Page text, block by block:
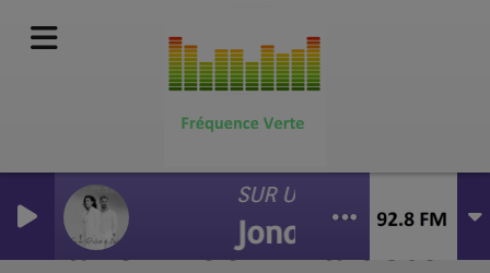
SUR UN PRELUDE DE
Jonatan
Marion Roch - La bête